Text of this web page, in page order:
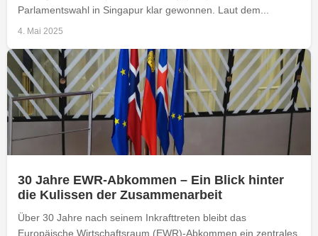
Parlamentswahl in Singapur klar gewonnen. Laut dem...
4. Mai 2025
30 Jahre EWR-Abkommen – Ein Blick hinter
die Kulissen der Zusammenarbeit
Über 30 Jahre nach seinem Inkrafttreten bleibt das
Europäische Wirtschaftsraum (EWR)-Abkommen ein zentrales